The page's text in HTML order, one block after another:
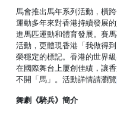
馬會推出馬年系列活動，橫
運動多年來對香港持續發展
進馬匹運動和體育發展。賽
活動，更體現香港「我做得
榮穩定的標記。香港的世界
在國際舞台上屢創佳績，讓
不開「馬」。活動詳情請瀏覽
舞劇《騎兵》簡介